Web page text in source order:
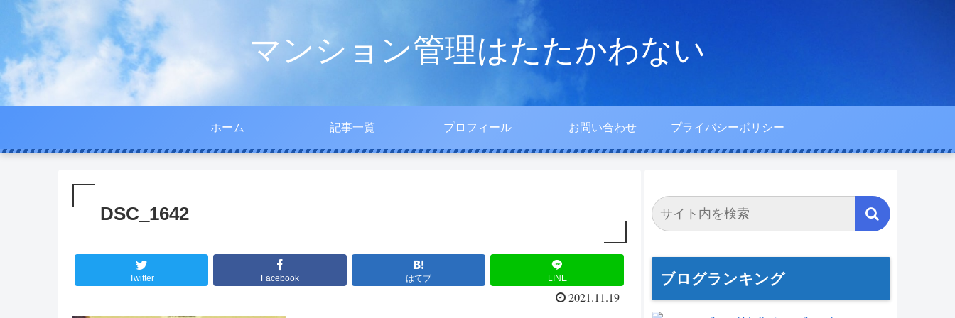
マンション管理はたたかわない
ホーム 記事一覧 プロフィール お問い合わせ プライバシーポリシー
DSC_1642
Twitter Facebook はてブ LINE
2021.11.19
ブログランキング